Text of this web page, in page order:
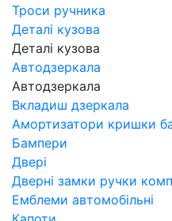
Троси ручника
Деталі кузова
Деталі кузова
Автодзеркала
Автодзеркала
Вкладиш дзеркала
Амортизатори кришки
Бампери
Двері
Дверні замки ручки
Емблеми автомобільні